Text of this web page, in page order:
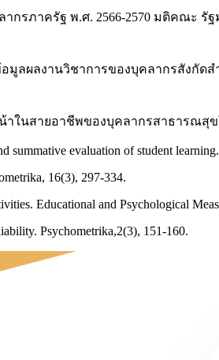
รภาครัฐ พ.ศ. 2566-2570 มติคณะ
มูลผลงานวิชาการของบุคลากรสังกั
ในสายอาชีพของบุคลากรสาธารณสุข
summative evaluation of student
16(3), 297-334.
Educational and Psychological
Psychometrika,2(3), 151-160.